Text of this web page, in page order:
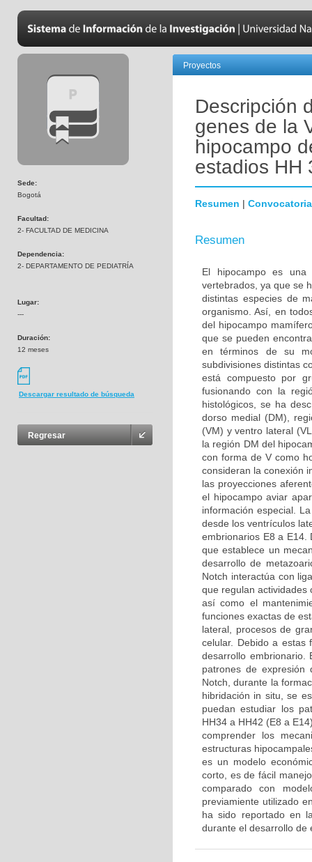
Sede:
Bogotá
Facultad:
2- FACULTAD DE MEDICINA
Dependencia:
2- DEPARTAMENTO DE PEDIATRÍA
Lugar:
---
Duración:
12 meses
Descargar resultado de búsqueda
Regresar
Proyectos
Descripción
genes de la
hipocampo
estadios HH
Resumen | Convocatoria
Resumen
El hipocampo es una
vertebrados, ya que se
distintas especies de
organismo. Así, en
del hipocampo
que se pueden
en términos de su
subdivisiones distintas
está compuesto por
fusionando con la
histológicos, se ha
dorso medial (DM),
(VM) y ventro lateral
la región DM del
con forma de V como
consideran la conexión
las proyecciones
el hipocampo aviar
información especial.
desde los ventrículos
embrionarios E8 a E14.
que establece un
desarrollo de
Notch interactúa con
que regulan actividades
así como el
funciones exactas de
lateral, procesos de
celular. Debido a estas
desarrollo embrionario.
patrones de
Notch, durante la
hibridación in situ, se
puedan estudiar los
HH34 a HH42 (E8 a
comprender los
estructuras
es un modelo
corto, es de fácil
comparado con
previamiente utilizado
ha sido reportado en
durante el desarrollo de